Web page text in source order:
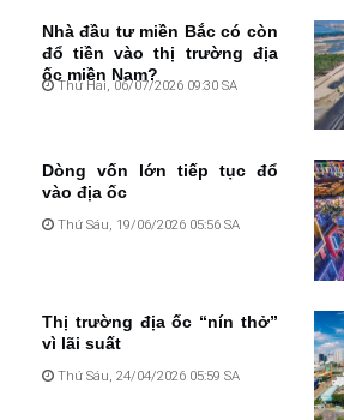
Nhà đầu tư miền Bắc có còn
đổ tiền vào thị trường địa
ốc miền Nam?
Thứ Hai, 06/07/2026 09:30 SA
Dòng vốn lớn tiếp tục đổ
vào địa ốc
Thứ Sáu, 19/06/2026 05:56 SA
Thị trường địa ốc “nín thở”
vì lãi suất
Thứ Sáu, 24/04/2026 05:59 SA